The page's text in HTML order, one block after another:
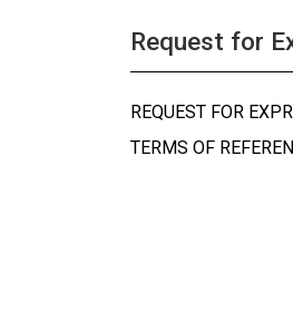
Request for
REQUEST FOR
TERMS OF